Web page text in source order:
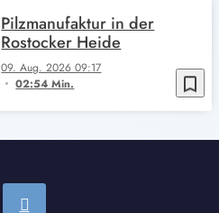
bookmark_border
09. Aug. 2026 09:17
02:54 Min.
Pilzmanufaktur in der
Rostocker Heide